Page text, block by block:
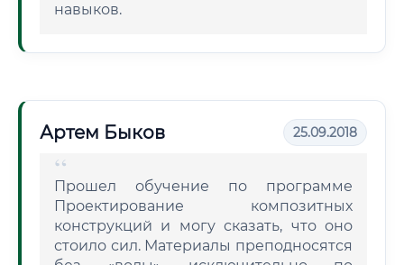
навыков.
Артем Быков 25.09.2018
Прошел обучение по программе
Проектирование композитных
конструкций и могу сказать, что оно
стоило сил. Материалы преподносятся